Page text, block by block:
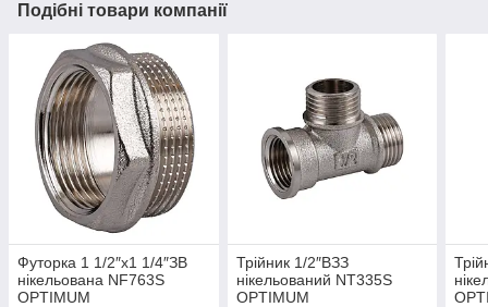
Подібні товари компанії
Футорка 1 1/2″х1 1/4″ЗВ
нікельована NF763S
OPTIMUM
Трійник 1/2″ВЗЗ
нікельований NT335S
OPTIMUM